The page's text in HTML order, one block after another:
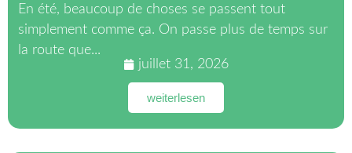
En été, beaucoup de choses se passent tout
simplement comme ça. On passe plus de temps sur
la route que...
juillet 31, 2026
weiterlesen